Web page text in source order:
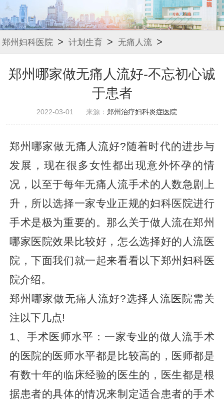
郑州妇科医院 > 计划生育 > 无痛人流 >
郑州哪家做无痛人流好-不忘初心诚
于患者
2022-03-01 来源： 郑州治疗妇科炎症医院
郑州哪家做无痛人流好?随着时代的进步与
发展，现在很多女性都出现意外怀孕的情
况，以至于每年无痛人流手术的人数急剧上
升，所以选择一家专业正规的妇科医院进行
手术是极为重要的。那么关于做人流在郑州
哪家医院效果比较好，怎么选择好的人流医
院，下面我们就一起来看看以下郑州妇科医
院介绍。
郑州哪家做无痛人流好?选择人流医院需关
注以下几点!
1、手术医师水平：一家专业的做人流手术
的医院的医师水平都是比较高的，医师都是
有数十年的临床经验的医生的，医生都是根
据患者的具体的情况来制定适合患者的手术